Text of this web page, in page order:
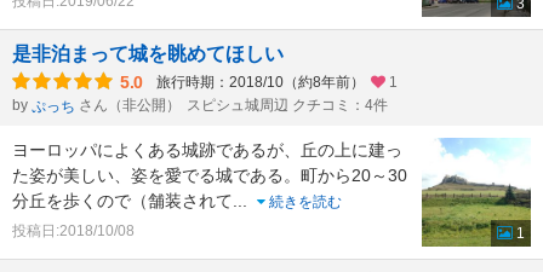
3
是非泊まって城を眺めてほしい
5.0 旅行時期：2018/10（約8年前）
1
by ぷっち さん（非公開） スピシュ城周辺 クチコミ：4件
ヨーロッパによくある城跡であるが、丘の上に建っ
た姿が美しい、姿を愛でる城である。町から20～30
分丘を歩くので（舗装されて
続きを読む
投稿日:2018/10/08
1